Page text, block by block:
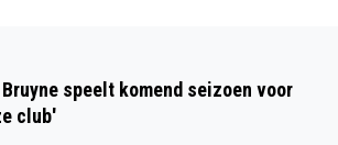
Bruyne speelt komend seizoen voor
club'